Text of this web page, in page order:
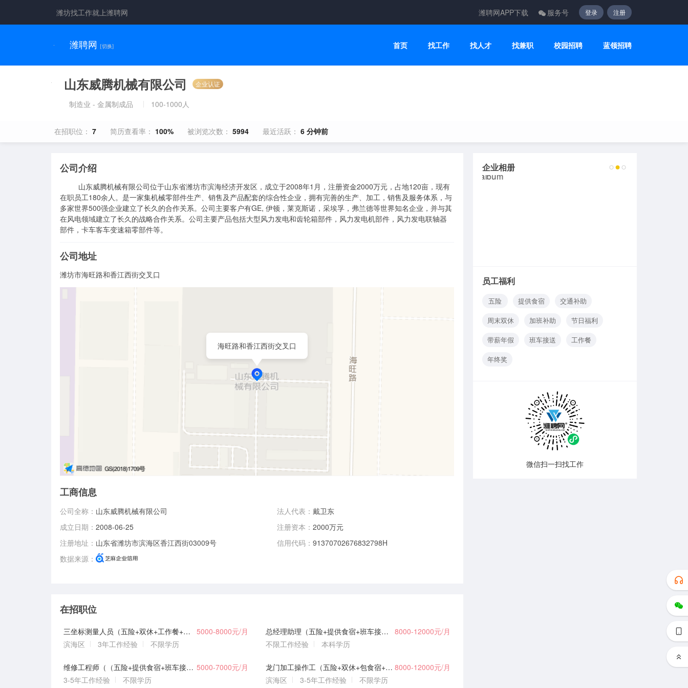
潍坊找工作就上潍聘网 潍聘网APP下载 服务号 登录 注册
潍聘网 [切换] 首页 找工作 找人才 找兼职 校园招聘 蓝领招聘
山东威腾机械有限公司 企业认证
制造业 - 金属制成品 100-1000人
在招职位： 7 简历查看率： 100% 被浏览次数： 5994 最近活跃： 6 分钟前
公司介绍
在职员工180余人。是一家集机械零部件生产、销售及产品配套的综合性企业，拥有完善的生产、加工，销售及服务体系，与
多家世界500强企业建立了长久的合作关系。公司主要客户有GE, 伊顿，莱克斯诺，采埃孚，弗兰德等世界知名企业，并与其
在风电领域建立了长久的战略合作关系。公司主要产品包括大型风力发电和齿轮箱部件，风力发电机部件，风力发电联轴器
部件，卡车客车变速箱零部件等。
公司地址
潍坊市海旺路和香江西街交叉口
海旺路和香江西街交叉口
工商信息
公司全称： 山东威腾机械有限公司
成立日期：2008-06-25
注册地址： 山东省潍坊市滨海区香江西街03009号
数据来源：
法人代表： 戴卫东
注册资本： 2000万元
信用代码： 91370702676832798H
在招职位
三坐标测量人员（五险+双休+工作餐+年终奖+提供食宿+班车接送）
5000-8000元/月
滨海区
3年工作经验 不限学历
总经理助理（五险+提供食宿+班车接送+双休+各种补贴奖金）
8000-12000元/月
不限工作经验
本科学历
维修工程师（（五险+提供食宿+班车接送+福利） 5000-7000元/月
3-5年工作经验
不限学历
龙门加工操作工（五险+双休+包食宿+班车接送） 8000-12000元/月
滨海区
3-5年工作经验 不限学历
企业相册 2 3 4
员工福利
五险 提供食宿
交通补助
周末双休
加班补助
节日福利
带薪年假
班车接送
工作餐
年终奖
微信扫一扫找工作